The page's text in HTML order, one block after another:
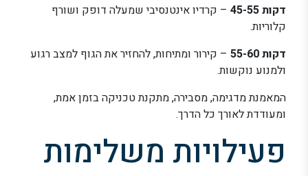
דקות 45-55
– קרדיו אינטנסיבי שמעלה דופק ושורף
קלוריות.
דקות 55-60
– קירור ומתיחות, להחזיר את הגוף למצב רגוע
ולמנוע נוקשות.
המאמנת מדגימה, מסבירה, מתקנת טכניקה בזמן אמת,
ומעודדת לאורך כל הדרך.
פעילויות משלימות